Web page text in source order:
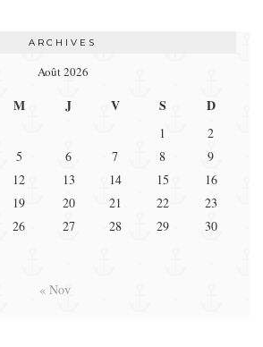
ARCHIVES
Août 2026
M J V S D
1
2
5 6 7 8
9
12 13 14 15
16
19 20 21 22
23
26 27 28 29
30
« Nov